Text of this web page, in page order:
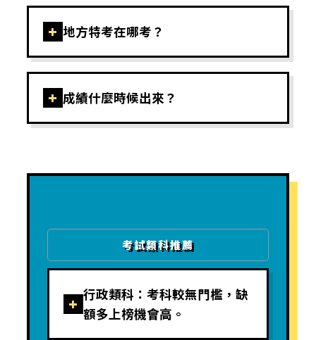
+ 地方特考在哪考？
+ 成績什麼時候出來？
考試類科推薦
+ 行政類科：考科較無門檻，缺
額多上榜機會高。